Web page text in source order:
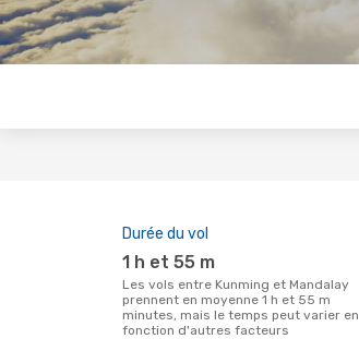
Durée du vol
1 h et 55 m
Les vols entre Kunming et Mandalay
prennent en moyenne 1 h et 55 m
minutes, mais le temps peut varier en
fonction d'autres facteurs